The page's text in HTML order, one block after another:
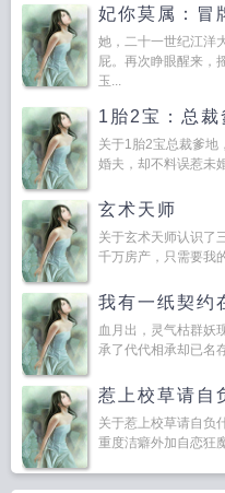
妃你莫属：冒
她，二十一世纪江洋
屁。再次睁眼醒来，
玉...
1胎2宝：总裁
关于1胎2宝总裁爹地
婚夫，却不料误惹未
玄术天师
关于玄术天师认识了
千万房产，只需要我
我有一纸契约
血月出，灵气枯群妖
承了代代相承却已名
惹上校草请自
关于惹上校草请自负
重度洁癖外加自恋狂